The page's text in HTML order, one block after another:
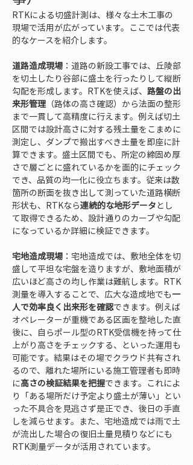
RTKによる切盛計測は、様々な土木工事の
現場で活用が広がっています。ここでは代表
的なケースを紹介します。
道路造成現場 ：道路の新設工事では、丘陵部
を切土したり谷部に盛土を行ったりして縦断
勾配を形成します。RTKを使えば、 路盤の出
来形管理 （路体の高さ確認）から法面の整形
まで一貫して高精度に行えます。例えば切土
区間では設計高さに対する残土量をこまめに
測定し、ダンプで搬出すべき土量を即座に計
算できます。盛土区間でも、所定の締固め厚
さで層ごとに盛れているかを面的にチェック
でき、品質の均一化に役立ちます。従来は数
箇所の断面を抜き出して測っていた道路横断
形状も、RTKなら連続的な地形データ とし
て取得できるため、設計通りのカーブや勾配
になっているか詳細に検証できます。
宅地造成現場 ：宅地造成では、敷地全体を切
盛して平坦な宅盤を造りますが、敷地面積が
広いほど高さの均し作業は難航します。RTK
測量を導入することで、広大な造成地でも一
人で効率良く出来形を確認できます。例えば
オペレーターが重機である区画を整地した直
後に、自らポール型のRTK受信機を持って仕
上がり高さをチェックする、といった運用も
可能です。結果はその場でクラウド共有され
るので、離れた場所にいる施工管理者も即時
に高さの検証結果を把握できます。これによ
り「ある場所だけ予定より盛土が薄い」とい
った不具合を見逃さず是正でき、後日の手直
しを減らせます。また、宅地造成では雨で土
が流出した場合の復旧土量見積りなどにも
RTK測量データが活用されています。